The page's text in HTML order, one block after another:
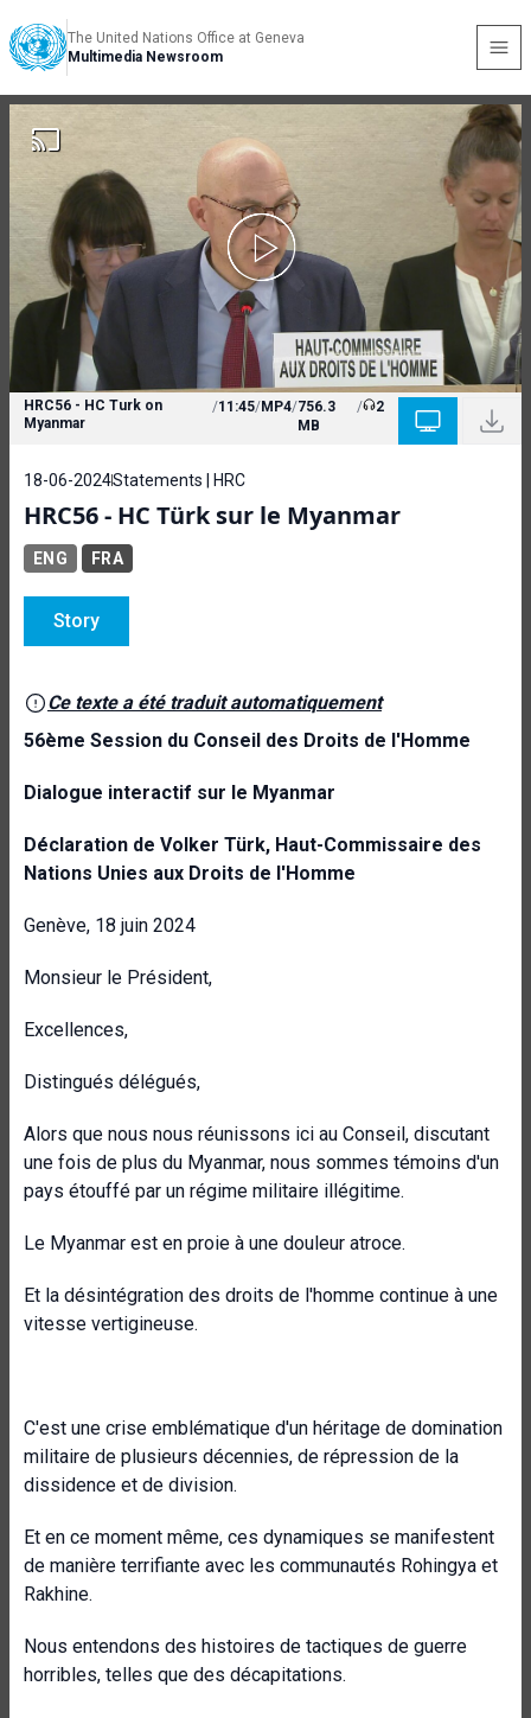
The United Nations Office at Geneva
Multimedia Newsroom
HRC56 - HC Turk on
Myanmar
/11:45/MP4/756.3
MB
/ 2
18-06-2024Statements | HRC
HRC56 - HC Türk sur le Myanmar
ENG FRA
Story
Ce texte a été traduit automatiquement
56ème Session du Conseil des Droits de l'Homme
Dialogue interactif sur le Myanmar
Déclaration de Volker Türk, Haut-Commissaire des
Nations Unies aux Droits de l'Homme
Genève, 18 juin 2024
Monsieur le Président,
Excellences,
Distingués délégués,
Alors que nous nous réunissons ici au Conseil, discutant
une fois de plus du Myanmar, nous sommes témoins d'un
pays étouffé par un régime militaire illégitime.
Le Myanmar est en proie à une douleur atroce.
Et la désintégration des droits de l'homme continue à une
vitesse vertigineuse.
C'est une crise emblématique d'un héritage de domination
militaire de plusieurs décennies, de répression de la
dissidence et de division.
Et en ce moment même, ces dynamiques se manifestent
de manière terrifiante avec les communautés Rohingya et
Rakhine.
Nous entendons des histoires de tactiques de guerre
horribles, telles que des décapitations.